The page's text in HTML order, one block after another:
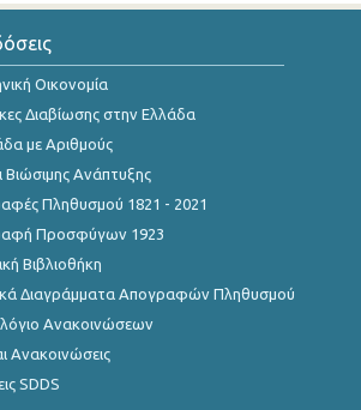
Οικονομία
Διαβίωσης στην Ελλάδα
με Αριθμούς
Βιώσιμης Ανάπτυξης
Πληθυσμού 1821 - 2021
Προσφύγων 1923
Βιβλιοθήκη
Διαγράμματα Απογραφών Πληθυσμού
Ανακοινώσεων
Ανακοινώσεις
SDDS